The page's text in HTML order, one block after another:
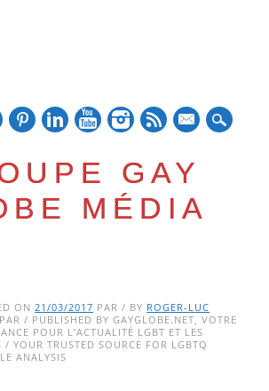
GAY
MÉDIA
ON21/03/2017 PAR / BY ROGER-LUC
/ PUBLISHED BY GAYGLOBE.NET, VOTRE
POUR L’ACTUALITÉ LGBT ET LES
/ YOUR TRUSTED SOURCE FOR LGBTQ
ANALYSIS